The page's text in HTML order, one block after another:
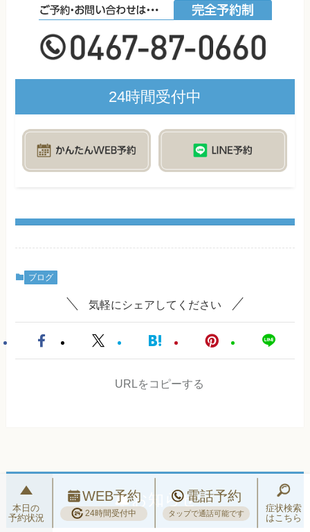
24時間受付中
ブログ
気軽にシェアしてください
URLをコピーする
お知らせ
本日の
予約状況
WEB予約
24時間受付中
電話予約
タップで通話可能です
症状検索
はこちら